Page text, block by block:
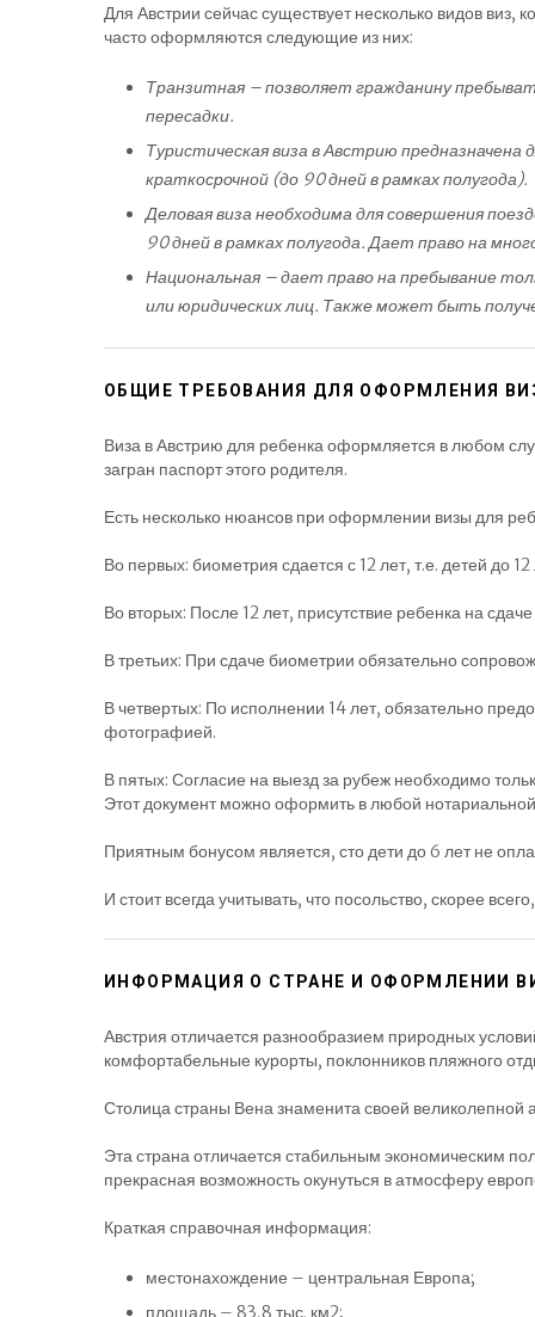
Для Австрии сейчас существует несколько видов
часто оформляются следующие из них:
Транзитная – позволяет гражданину
пересадки.
Туристическая виза в Австрию
краткосрочной (до 90 дней в рамках полугода).
Деловая виза необходима для совершения
90 дней в рамках полугода. Дает право на
Национальная – дает право на пребывание
или юридических лиц. Также может быть
ОБЩИЕ ТРЕБОВАНИЯ ДЛЯ ОФОРМЛЕНИЯ
Виза в Австрию для ребенка оформляется в любом
загран паспорт этого родителя.
Есть несколько нюансов при оформлении визы для
Во первых: биометрия сдается с 12 лет, т.е. детей до
Во вторых: После 12 лет, присутствие ребенка на
В третьих: При сдаче биометрии обязательно
В четвертых: По исполнении 14 лет, обязательно
фотографией.
В пятых: Согласие на выезд за рубеж необходимо
Этот документ можно оформить в любой
Приятным бонусом является, сто дети до 6 лет не
И стоит всегда учитывать, что посольство, скорее
ИНФОРМАЦИЯ О СТРАНЕ И ОФОРМЛЕНИИ
Австрия отличается разнообразием природных
комфортабельные курорты, поклонников пляжного
Столица страны Вена знаменита своей великолепной
Эта страна отличается стабильным экономическим
прекрасная возможность окунуться в атмосферу
Краткая справочная информация:
местонахождение – центральная Европа;
площадь – 83,8 тыс. км2;